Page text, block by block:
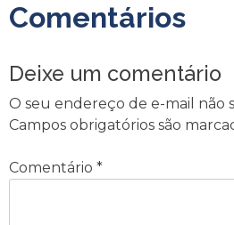
Comentários
Deixe um comentário
O seu endereço de e-mail não
Campos obrigatórios são
Comentário *